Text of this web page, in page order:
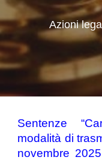
Azioni
Sentenze
modalità di
novembre